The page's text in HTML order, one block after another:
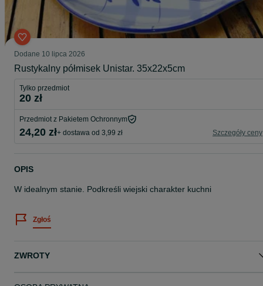
Dodane 10 lipca 2026
Rustykalny półmisek Unistar. 35x22x5cm
Tylko przedmiot
20 zł
Przedmiot z Pakietem Ochronnym
24,20 zł+ dostawa od 3,99 zł Szczegóły ceny
OPIS
W idealnym stanie. Podkreśli wiejski charakter kuchni
Zgłoś
ZWROTY